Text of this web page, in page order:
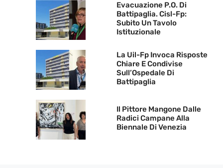
Evacuazione P.O. Di
Battipaglia. Cisl-Fp:
Subito Un Tavolo
Istituzionale
La Uil-Fp Invoca Risposte
Chiare E Condivise
Sull’Ospedale Di
Battipaglia
Il Pittore Mangone Dalle
Radici Campane Alla
Biennale Di Venezia